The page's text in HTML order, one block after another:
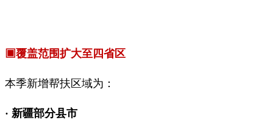
▣覆盖范围扩大至四省区
本季新增帮扶区域为：
· 新疆部分县市